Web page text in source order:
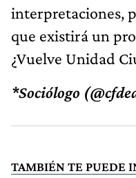
interpretaciones,
que existirá un
¿Vuelve Unidad
*Sociólogo
TAMBIÉN TE PUEDE